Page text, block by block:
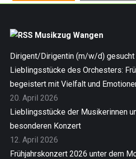
Musikzug Wangen
Dirigent/Dirigentin (m/w/d) gesucht
Lieblingsstücke des Orchesters:
begeistert mit Vielfalt und
20. April 2026
Lieblingsstücke der Musikerinnen
besonderen Konzert
12. April 2026
Frühjahrskonzert 2026 unter dem